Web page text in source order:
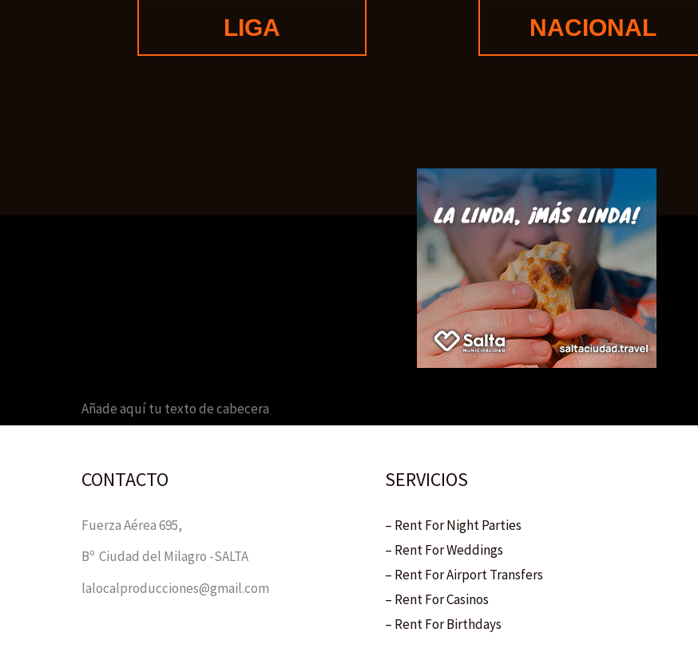
LIGA NACIONAL
Añade aquí tu texto de cabecera
CONTACTO
Fuerza Aérea 695,
Bº Ciudad del Milagro -SALTA
lalocalproducciones@gmail.com
SERVICIOS
– Rent For Night Parties
– Rent For Weddings
– Rent For Airport Transfers
– Rent For Casinos
– Rent For Birthdays